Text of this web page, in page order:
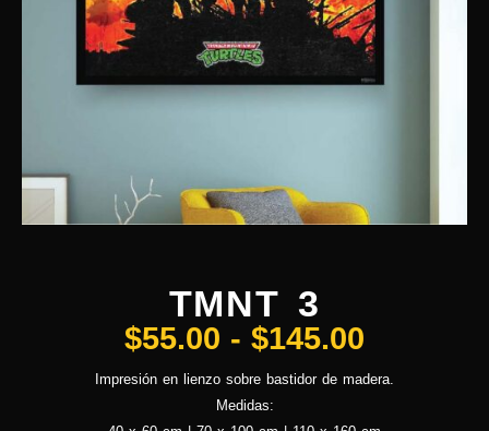
TMNT 3
$55.00 - $145.00
Impresión en lienzo sobre bastidor de madera.
Medidas: